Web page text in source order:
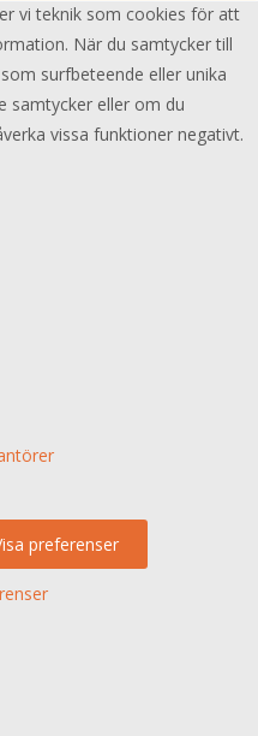
vi teknik som cookies för att
När du samtycker till
surfbeteende eller unika
samtycker eller om du
vissa funktioner negativt.
preferenser